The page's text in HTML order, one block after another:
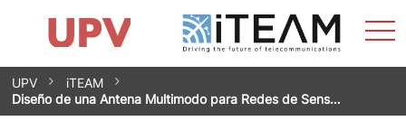
Saltar
contenido
Impacto
Grupos de investigación
Instalaciones
Spin-offs
Contacto
Prácticas
Noticias
Unidad de Igualdad
UPV
iTEAM
Diseño de una Antena Multimodo para Redes de Sens…